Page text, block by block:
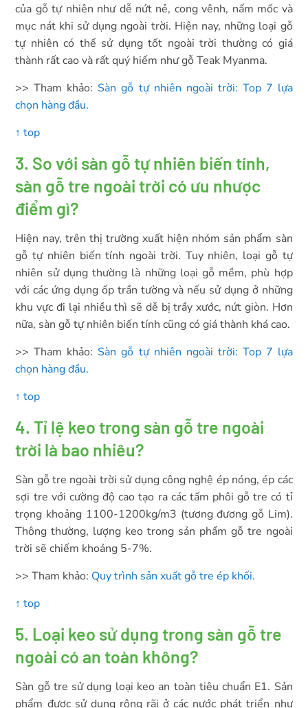
của gỗ tự nhiên như dễ nứt nẻ, cong vênh, nấm mốc và
mục nát khi sử dụng ngoài trời. Hiện nay, những loại gỗ
tự nhiên có thể sử dụng tốt ngoài trời thường có giá
thành rất cao và rất quý hiếm như gỗ Teak Myanma.
>> Tham khảo: Sàn gỗ tự nhiên ngoài trời: Top 7 lựa
chọn hàng đầu.
↑ top
3. So với sàn gỗ tự nhiên biến tính,
sàn gỗ tre ngoài trời có ưu nhược
điểm gì?
Hiện nay, trên thị trường xuất hiện nhóm sản phẩm sàn
gỗ tự nhiên biến tính ngoài trời. Tuy nhiên, loại gỗ tự
nhiên sử dụng thường là những loại gỗ mềm, phù hợp
với các ứng dụng ốp trần tường và nếu sử dụng ở những
khu vực đi lại nhiều thì sẽ dễ bị trầy xước, nứt giòn. Hơn
nữa, sàn gỗ tự nhiên biến tính cũng có giá thành khá cao.
>> Tham khảo: Sàn gỗ tự nhiên ngoài trời: Top 7 lựa
chọn hàng đầu.
↑ top
4. Tỉ lệ keo trong sàn gỗ tre ngoài
trời là bao nhiêu?
Sàn gỗ tre ngoài trời sử dụng công nghệ ép nóng, ép các
sợi tre với cường độ cao tạo ra các tấm phôi gỗ tre có tỉ
trọng khoảng 1100-1200kg/m3 (tương đương gỗ Lim).
Thông thường, lượng keo trong sản phẩm gỗ tre ngoài
trời sẽ chiếm khoảng 5-7%.
>> Tham khảo: Quy trình sản xuất gỗ tre ép khối.
↑ top
5. Loại keo sử dụng trong sàn gỗ tre
ngoài có an toàn không?
Sàn gỗ tre sử dụng loại keo an toàn tiêu chuẩn E1. Sản
phẩm được sử dụng rộng rãi ở các nước phát triển như